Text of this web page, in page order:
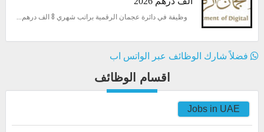
وظيفة في دائرة عجمان الرقمية براتب شهري 8 الف درهم...
فضلاً شارك الوظائف عبر الواتس اب
اقسام الوظائف
Jobs in UAE